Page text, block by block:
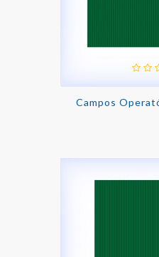
Campos